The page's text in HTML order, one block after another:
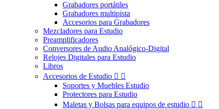
Grabadores portátiles
Grabadores multipista
Accesorios para Grabadores
Mezcladores para Estudio
Preamplificadores
Conversores de Audio Analógico-Digital
Relojes Digitales para Estudio
Libros
Accesorios de Estudio  
Soportes y Muebles Estudio
Protectores para Estudio
Maletas y Bolsas para equipos de estudio  